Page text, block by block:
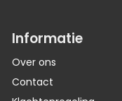
Informatie
Over ons
Contact